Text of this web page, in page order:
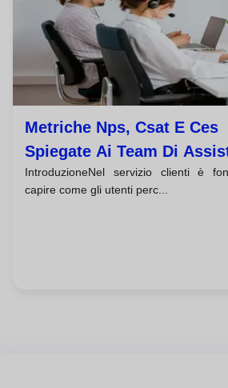
Metriche Nps, Csat E Ces
Spiegate Ai Team Di
Clienti
IntroduzioneNel servizio clienti è
capire come gli utenti perc...